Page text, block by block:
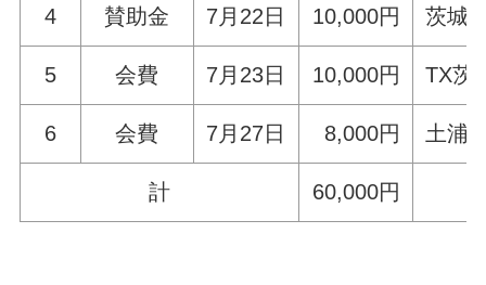
4 賛助金 7月22日 10,000円 茨城
5 会費 7月23日 10,000円 TX茨
6 会費 7月27日 8,000円 土浦
計 60,000円